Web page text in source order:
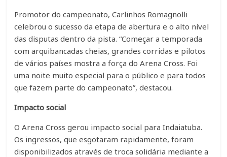
Promotor do campeonato, Carlinhos Romagnolli
celebrou o sucesso da etapa de abertura e o alto nível
das disputas dentro da pista. “Começar a temporada
com arquibancadas cheias, grandes corridas e pilotos
de vários países mostra a força do Arena Cross. Foi
uma noite muito especial para o público e para todos
que fazem parte do campeonato”, destacou.
Impacto social
O Arena Cross gerou impacto social para Indaiatuba.
Os ingressos, que esgotaram rapidamente, foram
disponibilizados através de troca solidária mediante a